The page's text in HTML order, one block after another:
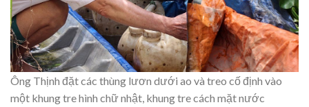
Ông Thịnh đặt các thùng lươn dưới ao và treo cố định vào
một khung tre hình chữ nhật, khung tre cách mặt nước